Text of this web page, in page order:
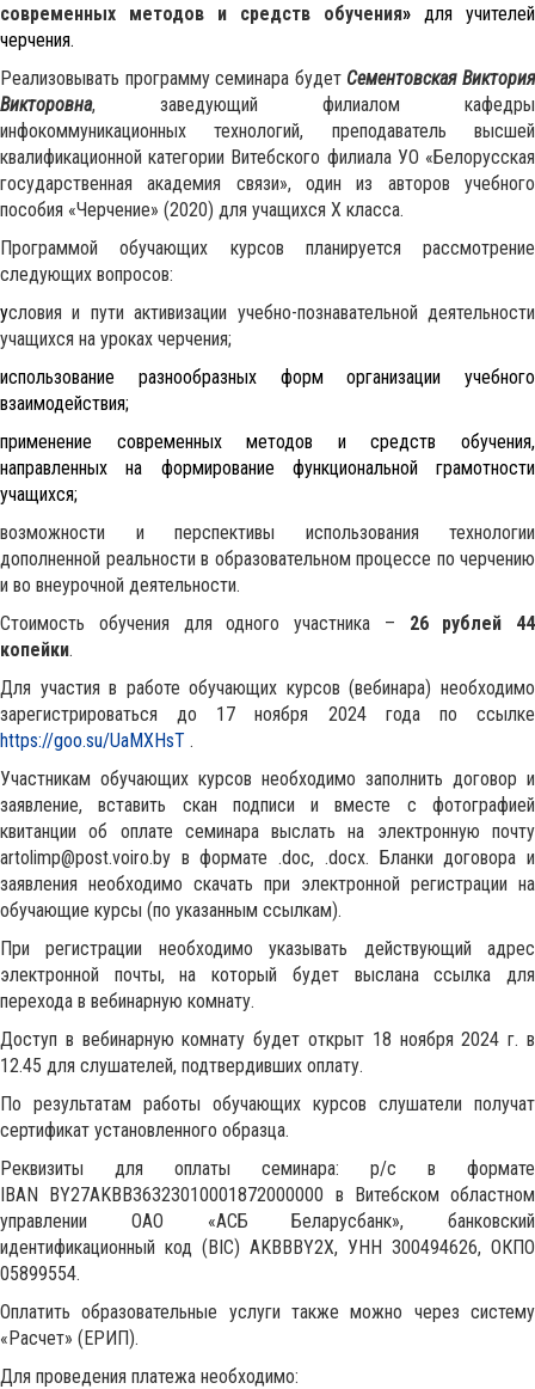
современных методов и средств обучения» для учителей
черчения.
Реализовывать программу семинара будет Сементовская Виктория
Викторовна, заведующий филиалом кафедры
инфокоммуникационных технологий, преподаватель высшей
квалификационной категории Витебского филиала УО «Белорусская
государственная академия связи», один из авторов учебного
пособия «Черчение» (2020) для учащихся Х класса.
Программой обучающих курсов планируется рассмотрение
следующих вопросов:
условия и пути активизации учебно-познавательной деятельности
учащихся на уроках черчения;
использование разнообразных форм организации учебного
взаимодействия;
применение современных методов и средств обучения,
направленных на формирование функциональной грамотности
учащихся;
возможности и перспективы использования технологии
дополненной реальности в образовательном процессе по черчению
и во внеурочной деятельности.
Стоимость обучения для одного участника – 26 рублей 44
копейки.
Для участия в работе обучающих курсов (вебинара) необходимо
зарегистрироваться до 17 ноября 2024 года по ссылке
https://goo.su/UaMXHsT .
Участникам обучающих курсов необходимо заполнить договор и
заявление, вставить скан подписи и вместе с фотографией
квитанции об оплате семинара выслать на электронную почту
artolimp@post.voiro.by в формате .doc, .docx. Бланки договора и
заявления необходимо скачать при электронной регистрации на
обучающие курсы (по указанным ссылкам).
При регистрации необходимо указывать действующий адрес
электронной почты, на который будет выслана ссылка для
перехода в вебинарную комнату.
Доступ в вебинарную комнату будет открыт 18 ноября 2024 г. в
12.45 для слушателей, подтвердивших оплату.
По результатам работы обучающих курсов слушатели получат
сертификат установленного образца.
Реквизиты для оплаты семинара: р/с в формате
IBAN BY27AKBB36323010001872000000 в Витебском областном
управлении ОАО «АСБ Беларусбанк», банковский
идентификационный код (BIC) AKBBBY2X, УНН 300494626, ОКПО
05899554.
Оплатить образовательные услуги также можно через систему
«Расчет» (ЕРИП).
Для проведения платежа необходимо: